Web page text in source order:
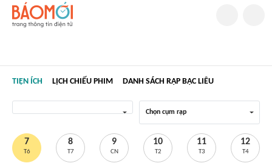
TIỆN ÍCH LỊCH CHIẾU PHIM DANH SÁCH RẠP BẠC LIÊU
Chọn cụm rạp
7
T6
8
T7
9
CN
10
T2
11
T3
12
T4